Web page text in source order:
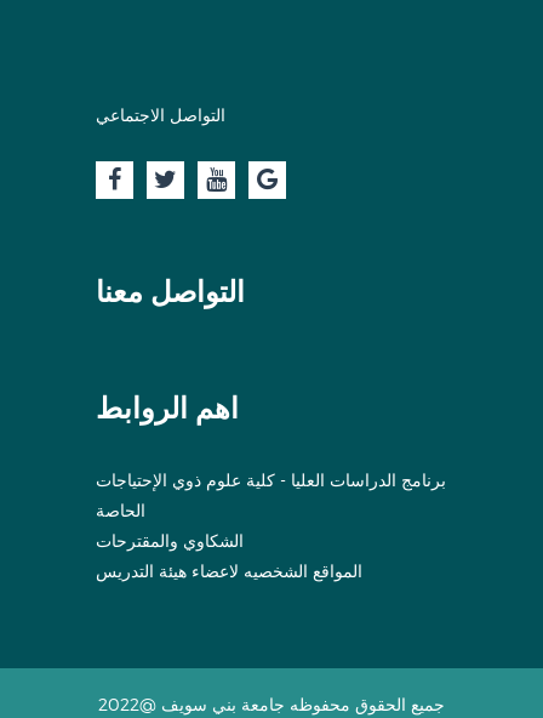
التواصل الاجتماعي
التواصل معنا
اهم الروابط
برنامج الدراسات العليا - كلية علوم ذوي الإحتياجات
الحاصة
الشكاوي والمقترحات
المواقع الشخصيه لاعضاء هيئة التدريس
جميع الحقوق محفوظه جامعة بني سويف @2022